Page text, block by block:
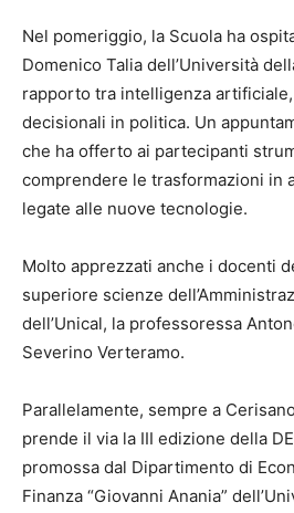
Nel pomeriggio, la Scuola ha
Domenico Talia dell’Università
rapporto tra intelligenza
decisionali in politica. Un
che ha offerto ai partecipanti
comprendere le trasformazioni in
legate alle nuove tecnologie.
Molto apprezzati anche i docenti
superiore scienze
dell’Unical, la professoressa
Severino Verteramo.
Parallelamente, sempre a
prende il via la III edizione della
promossa dal Dipartimento di
Finanza “Giovanni Anania”